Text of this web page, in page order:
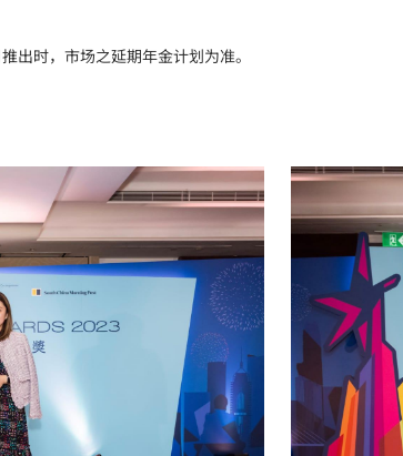
出时，市场之延期年金计划为准。